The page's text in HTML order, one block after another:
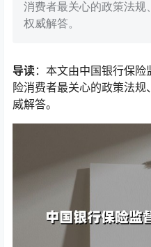
消费者最关心的政策法规
权威解答。
导读：本文由中国银行保
险消费者最关心的政策法
威解答。